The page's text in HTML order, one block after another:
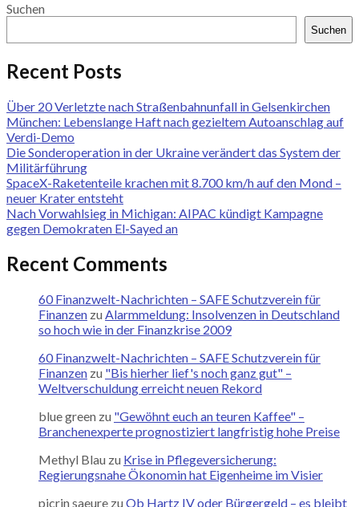
Suchen
Suchen
Recent Posts
Über 20 Verletzte nach Straßenbahnunfall in Gelsenkirchen
München: Lebens­lange Haft nach gezieltem Autoanschlag auf
Verdi-Demo
Die Sonderoperation in der Ukraine verändert das System der
Militärführung
SpaceX-Raketenteile krachen mit 8.700 km/h auf den Mond –
neuer Krater entsteht
Nach Vorwahlsieg in Michigan: AIPAC kündigt Kampagne
gegen Demokraten El-Sayed an
Recent Comments
60 Finanzwelt-Nachrichten – SAFE Schutzverein für
Finanzen zu Alarmmeldung: Insolvenzen in Deutschland
so hoch wie in der Finanzkrise 2009
60 Finanzwelt-Nachrichten – SAFE Schutzverein für
Finanzen zu "Bis hierher lief's noch ganz gut" –
Weltverschuldung erreicht neuen Rekord
blue green zu "Gewöhnt euch an teuren Kaffee" –
Branchenexperte prognostiziert langfristig hohe Preise
Methyl Blau zu Krise in Pflegeversicherung:
Regierungsnahe Ökonomin hat Eigenheime im Visier
picrin saeure zu Ob Hartz IV oder Bürgergeld – es bleibt